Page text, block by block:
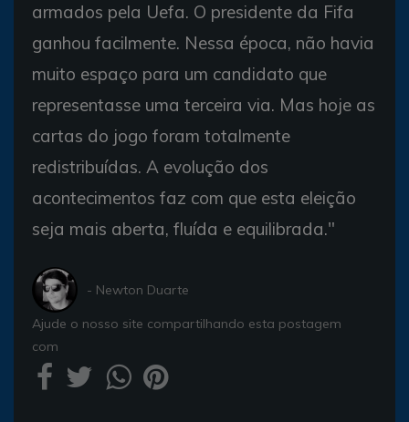
armados pela Uefa. O presidente da Fifa
ganhou facilmente. Nessa época, não havia
muito espaço para um candidato que
representasse uma terceira via. Mas hoje as
cartas do jogo foram totalmente
redistribuídas. A evolução dos
acontecimentos faz com que esta eleição
seja mais aberta, fluída e equilibrada."
- Newton Duarte
Ajude o nosso site compartilhando esta postagem
com